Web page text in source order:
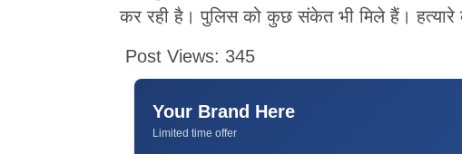
कर रही है। पुलिस को कुछ संकेत भी मिले हैं। हत्यारे
Post Views: 345
Your Brand Here
Limited time offer